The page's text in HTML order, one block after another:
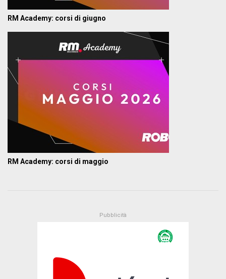
RM Academy: corsi di giugno
RM Academy: corsi di maggio